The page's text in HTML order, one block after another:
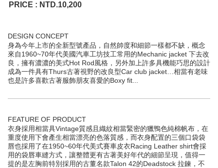
PRICE : NTD.10,200
DESIGN CONCEPT
身為今年上市的全新型號產品，自然帥度和細節一樣都不缺，概念
來自1960~70年代美國汽車工坊技工常用的Mechanic jacket 下去改
良，擁有濃濃的美式Hot Rod風格，另外加上許多具機能巧思的設計
成為一件具有Thurs古著視野的改良型Car club jacket…相當有老味
也是許多喜歡古著服飾朋友喜愛的Boxy fit...
FEATURE OF PRODUCT
衣身採用相當具Vintage質感且織紋相當緊密的獵鴨色純棉帆布，在
重度使用下會產生相當漂亮的色落質感，而衣身配置的三個口袋袋
唇也採用了在1950~60年代美式賽車皮衣Racing Leather shirt會採
用的袋唇車縫方式，讓整體更有古著美好年代的細節呈現，值得一
提的是左胸前特別採用的古董名款Talon 42的Deadstock 拉鍊，不